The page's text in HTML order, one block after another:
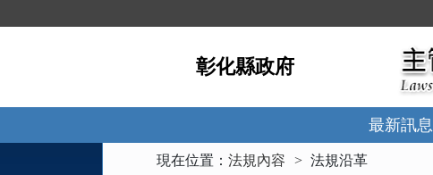
到
彰化縣政府
最新訊息
現在位置：法規內容 法規沿革